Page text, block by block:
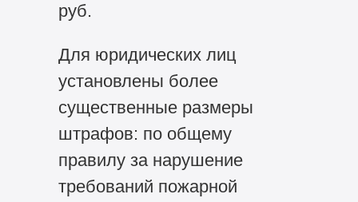
руб.
Для юридических лиц
установлены более
существенные размеры
штрафов: по общему
правилу за нарушение
требований пожарной